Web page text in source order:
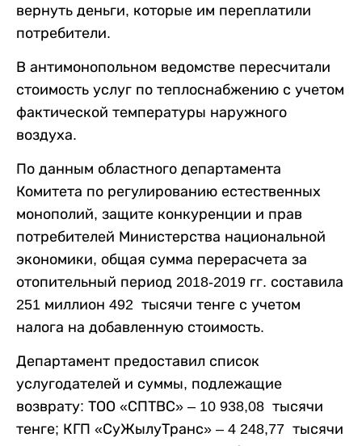
вернуть деньги, которые им переплатили
потребители.
В антимонопольном ведомстве пересчитали
стоимость услуг по теплоснабжению с учетом
фактической температуры наружного
воздуха.
По данным областного департамента
Комитета по регулированию естественных
монополий, защите конкуренции и прав
потребителей Министерства национальной
экономики, общая сумма перерасчета за
отопительный период 2018-2019 гг. составила
251 миллион 492 тысячи тенге с учетом
налога на добавленную стоимость.
Департамент предоставил список
услугодателей и суммы, подлежащие
возврату: ТОО «СПТВС» – 10 938,08 тысячи
тенге; КГП «СуЖылуТранс» – 4 248,77 тысячи